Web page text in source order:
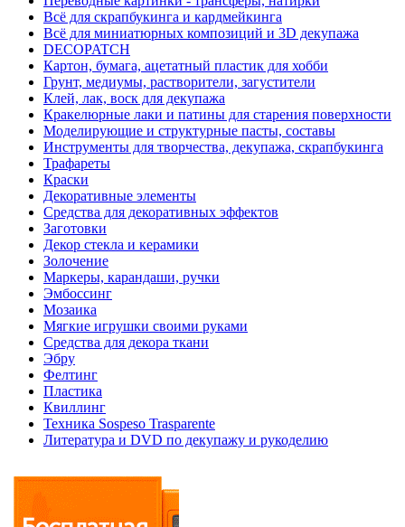
Всё для скрапбукинга и кардмейкинга
Всё для миниатюрных композиций и 3D декупажа
DECOPATCH
Картон, бумага, ацетатный пластик для хобби
Грунт, медиумы, растворители, загустители
Клей, лак, воск для декупажа
Кракелюрные лаки и патины для старения поверхности
Моделирующие и структурные пасты, составы
Инструменты для творчества, декупажа, скрапбукинга
Трафареты
Краски
Декоративные элементы
Средства для декоративных эффектов
Заготовки
Декор стекла и керамики
Золочение
Маркеры, карандаши, ручки
Эмбоссинг
Мозаика
Мягкие игрушки своими руками
Средства для декора ткани
Эбру
Фелтинг
Пластика
Квиллинг
Техника Sospeso Trasparente
Литература и DVD по декупажу и рукоделию